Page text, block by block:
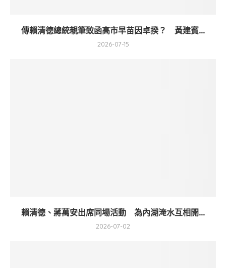
傳賴清德總統親筆致函高市早苗因卓揆？ 黃建賓...
2026-07-15
賴清德、蔣萬安出席同場活動 為內湖淹水互相開...
2026-07-02